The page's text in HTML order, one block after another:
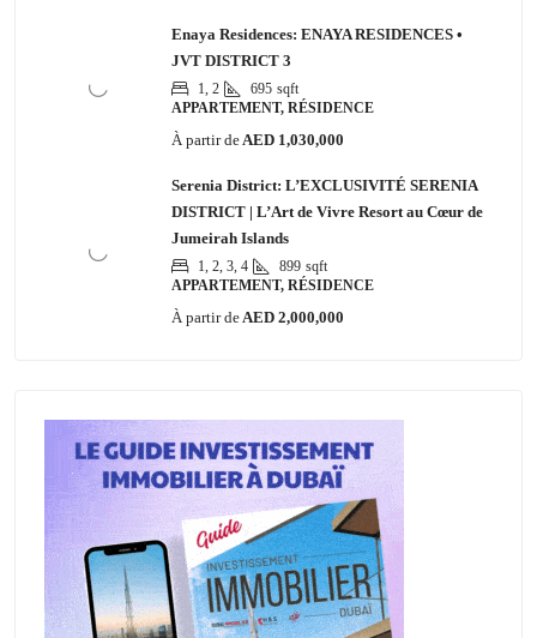
Enaya Residences: ENAYA RESIDENCES •
JVT DISTRICT 3
1, 2 695 sqft
APPARTEMENT, RÉSIDENCE
À partir deAED 1,030,000
Serenia District: L’EXCLUSIVITÉ SERENIA
DISTRICT | L’Art de Vivre Resort au Cœur de
Jumeirah Islands
1, 2, 3, 4 899 sqft
APPARTEMENT, RÉSIDENCE
À partir deAED 2,000,000